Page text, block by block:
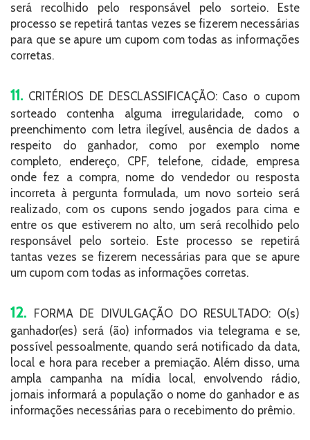
será recolhido pelo responsável pelo sorteio. Este
processo se repetirá tantas vezes se fizerem necessárias
para que se apure um cupom com todas as informações
corretas.
11. CRITÉRIOS DE DESCLASSIFICAÇÃO: Caso o cupom
sorteado contenha alguma irregularidade, como o
preenchimento com letra ilegível, ausência de dados a
respeito do ganhador, como por exemplo nome
completo, endereço, CPF, telefone, cidade, empresa
onde fez a compra, nome do vendedor ou resposta
incorreta à pergunta formulada, um novo sorteio será
realizado, com os cupons sendo jogados para cima e
entre os que estiverem no alto, um será recolhido pelo
responsável pelo sorteio. Este processo se repetirá
tantas vezes se fizerem necessárias para que se apure
um cupom com todas as informações corretas.
12.
FORMA DE DIVULGAÇÃO DO RESULTADO: O(s)
ganhador(es) será (ão) informados via telegrama e se,
possível pessoalmente, quando será notificado da data,
local e hora para receber a premiação. Além disso, uma
ampla campanha na mídia local, envolvendo rádio,
jornais informará a população o nome do ganhador e as
informações necessárias para o recebimento do prêmio.